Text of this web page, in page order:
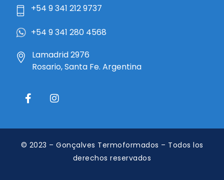
+54 9 341 212 9737
+54 9 341 280 4568
Lamadrid 2976
Rosario, Santa Fe. Argentina
© 2023 – Gonçalves Termoformados – Todos los
derechos reservados